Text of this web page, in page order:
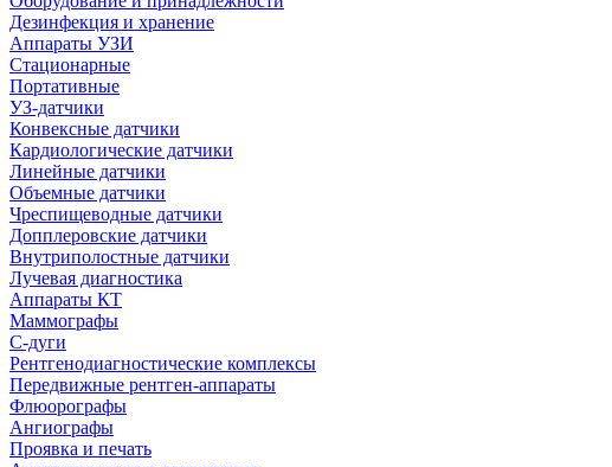
Дезинфекция и хранение
Аппараты УЗИ
Стационарные
Портативные
УЗ-датчики
Конвексные датчики
Кардиологические датчики
Линейные датчики
Объемные датчики
Чреспищеводные датчики
Допплеровские датчики
Внутриполостные датчики
Лучевая диагностика
Аппараты КТ
Маммографы
С-дуги
Рентгенодиагностические комплексы
Передвижные рентген-аппараты
Флюорографы
Ангиографы
Проявка и печать